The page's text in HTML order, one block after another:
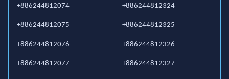
+886244812074
+886244812075
+886244812076
+886244812077
+886244812324
+886244812325
+886244812326
+886244812327